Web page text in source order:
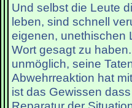
Und selbst die Leute
leben, sind schnell
eigenen, unethischen
Wort gesagt zu
unmöglich, seine
Abwehrreaktion hat
ist das Gewissen